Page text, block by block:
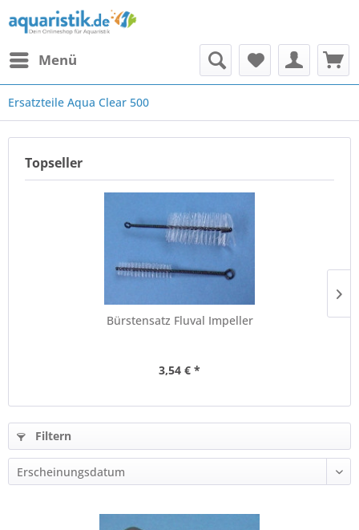
Menü
Ersatzteile Aqua Clear 500
Topseller
Bürstensatz Fluval Impeller
3,54 € *
Filtern